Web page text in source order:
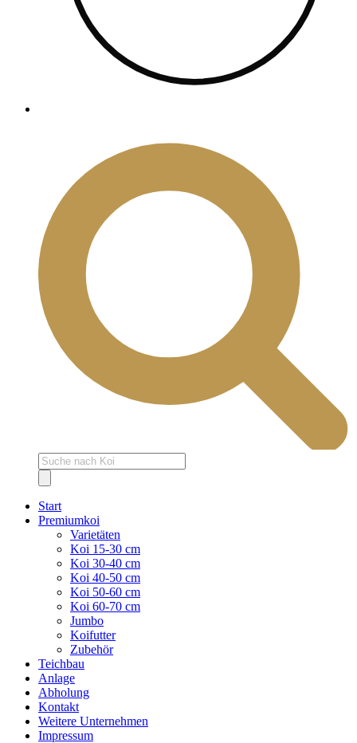
Products
search
Start
Premiumkoi
Varietäten
Koi 15-30 cm
Koi 30-40 cm
Koi 40-50 cm
Koi 50-60 cm
Koi 60-70 cm
Jumbo
Koifutter
Zubehör
Teichbau
Anlage
Abholung
Kontakt
Weitere Unternehmen
Impressum